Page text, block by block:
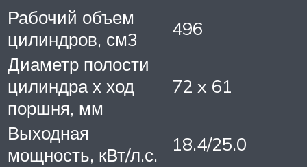
Рабочий объем
цилиндров, см3
496
Диаметр полости
цилиндра х ход
поршня, мм
72 x 61
Выходная
мощность, кВт/л.с.
18.4/25.0